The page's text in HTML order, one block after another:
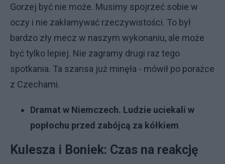
Gorzej być nie może. Musimy spojrzeć sobie w
oczy i nie zakłamywać rzeczywistości. To był
bardzo zły mecz w naszym wykonaniu, ale może
być tylko lepiej. Nie zagramy drugi raz tego
spotkania. Ta szansa już minęła - mówił po porażce
z Czechami.
Dramat w Niemczech. Ludzie uciekali w
popłochu przed zabójcą za kółkiem
Kulesza i Boniek: Czas na reakcję